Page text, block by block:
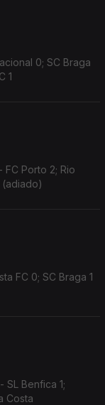
0; SC Braga
1
FC Porto 2; Rio
(adiado)
FC 0; SC Braga 1
SL Benfica 1;
Costa